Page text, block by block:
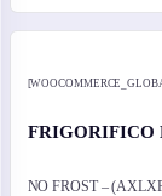
FRIGORIFICO
NO FROST –